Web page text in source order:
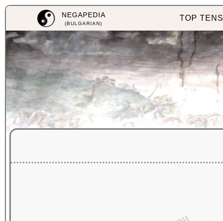
NEGAPEDIA
(BULGARIAN)
TOP TENS